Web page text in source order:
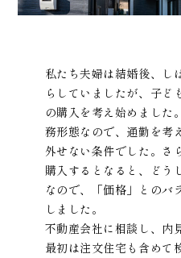
私たち夫婦は結婚後、し
らしていましたが、子ど
の購入を考え始めました
務形態なので、通勤を考
外せない条件でした。さ
購入するとなると、どう
なので、「価格」とのバ
しました。
不動産会社に相談し、内
最初は注文住宅も含めて